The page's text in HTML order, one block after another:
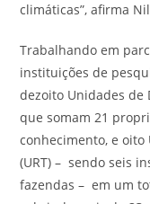
climáticas”, afirma
Trabalhando em
instituições de
dezoito Unidades de
que somam 21
conhecimento, e oito
(URT) – sendo seis
fazendas – em um